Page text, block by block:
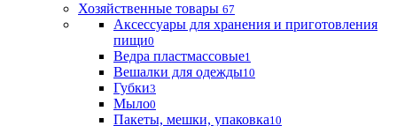
Хозяйственные товары 67
Аксессуары для хранения и приготовления
пищи0
Ведра пластмассовые1
Вешалки для одежды10
Губки3
Мыло0
Пакеты, мешки, упаковка10